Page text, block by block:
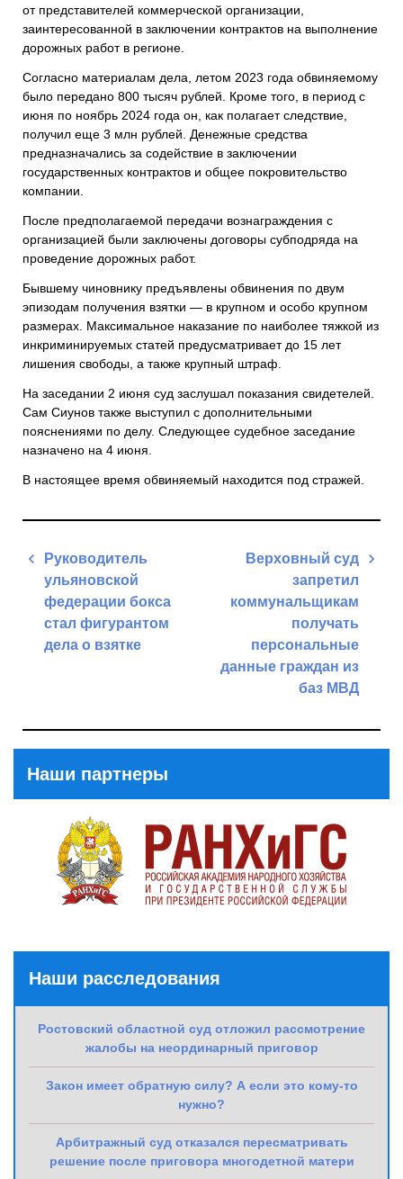
от представителей коммерческой организации,
заинтересованной в заключении контрактов на выполнение
дорожных работ в регионе.
Согласно материалам дела, летом 2023 года обвиняемому
было передано 800 тысяч рублей. Кроме того, в период с
июня по ноябрь 2024 года он, как полагает следствие,
получил еще 3 млн рублей. Денежные средства
предназначались за содействие в заключении
государственных контрактов и общее покровительство
компании.
После предполагаемой передачи вознаграждения с
организацией были заключены договоры субподряда на
проведение дорожных работ.
Бывшему чиновнику предъявлены обвинения по двум
эпизодам получения взятки — в крупном и особо крупном
размерах. Максимальное наказание по наиболее тяжкой из
инкриминируемых статей предусматривает до 15 лет
лишения свободы, а также крупный штраф.
На заседании 2 июня суд заслушал показания свидетелей.
Сам Сиунов также выступил с дополнительными
пояснениями по делу. Следующее судебное заседание
назначено на 4 июня.
В настоящее время обвиняемый находится под стражей.
Навигация
записям
Руководитель
ульяновской
федерации бокса
стал фигурантом
дела о взятке
Верховный суд
запретил
коммунальщикам
получать
персональные
данные граждан из
баз МВД
Наши партнеры
Наши расследования
Ростовский областной суд отложил рассмотрение
жалобы на неординарный приговор
Закон имеет обратную силу? А если это кому-то
нужно?
Арбитражный суд отказался пересматривать
решение после приговора многодетной матери